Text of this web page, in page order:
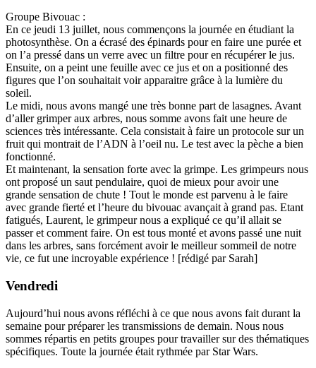
Groupe Bivouac :
En ce jeudi 13 juillet, nous commençons la journée en étudiant la
photosynthèse. On a écrasé des épinards pour en faire une purée et
on l’a pressé dans un verre avec un filtre pour en récupérer le jus.
Ensuite, on a peint une feuille avec ce jus et on a positionné des
figures que l’on souhaitait voir apparaitre grâce à la lumière du
soleil.
Le midi, nous avons mangé une très bonne part de lasagnes. Avant
d’aller grimper aux arbres, nous somme avons fait une heure de
sciences très intéressante. Cela consistait à faire un protocole sur un
fruit qui montrait de l’ADN à l’oeil nu. Le test avec la pèche a bien
fonctionné.
Et maintenant, la sensation forte avec la grimpe. Les grimpeurs nous
ont proposé un saut pendulaire, quoi de mieux pour avoir une
grande sensation de chute ! Tout le monde est parvenu à le faire
avec grande fierté et l’heure du bivouac avançait à grand pas. Etant
fatigués, Laurent, le grimpeur nous a expliqué ce qu’il allait se
passer et comment faire. On est tous monté et avons passé une nuit
dans les arbres, sans forcément avoir le meilleur sommeil de notre
vie, ce fut une incroyable expérience ! [rédigé par Sarah]
Vendredi
Aujourd’hui nous avons réfléchi à ce que nous avons fait durant la
semaine pour préparer les transmissions de demain. Nous nous
sommes répartis en petits groupes pour travailler sur des thématiques
spécifiques. Toute la journée était rythmée par Star Wars.